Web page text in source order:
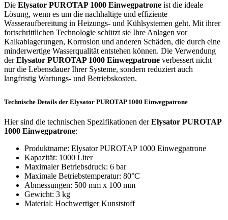
Die Elysator PUROTAP 1000 Einwegpatrone ist die ideale
Lösung, wenn es um die nachhaltige und effiziente
Wasseraufbereitung in Heizungs- und Kühlsystemen geht. Mit ihrer
fortschrittlichen Technologie schützt sie Ihre Anlagen vor
Kalkablagerungen, Korrosion und anderen Schäden, die durch eine
minderwertige Wasserqualität entstehen können. Die Verwendung
derElysator PUROTAP 1000 Einwegpatrone verbessert nicht
nur die Lebensdauer Ihrer Systeme, sondern reduziert auch
langfristig Wartungs- und Betriebskosten.
Technische Details der Elysator PUROTAP 1000 Einwegpatrone
Hier sind die technischen Spezifikationen derElysator PUROTAP
1000 Einwegpatrone:
Produktname: Elysator PUROTAP 1000 Einwegpatrone
Kapazität: 1000 Liter
Maximaler Betriebsdruck: 6 bar
Maximale Betriebstemperatur: 80°C
Abmessungen: 500 mm x 100 mm
Gewicht: 3 kg
Material: Hochwertiger Kunststoff